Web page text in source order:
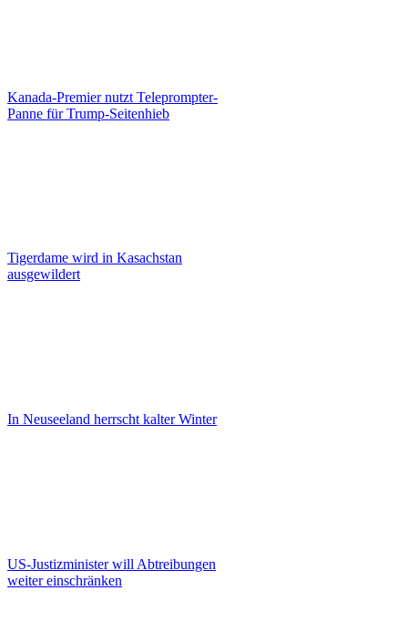
Kanada-Premier nutzt Teleprompter-
Panne für Trump-Seitenhieb
Tigerdame wird in Kasachstan
ausgewildert
In Neuseeland herrscht kalter Winter
US-Justizminister will Abtreibungen
weiter einschränken